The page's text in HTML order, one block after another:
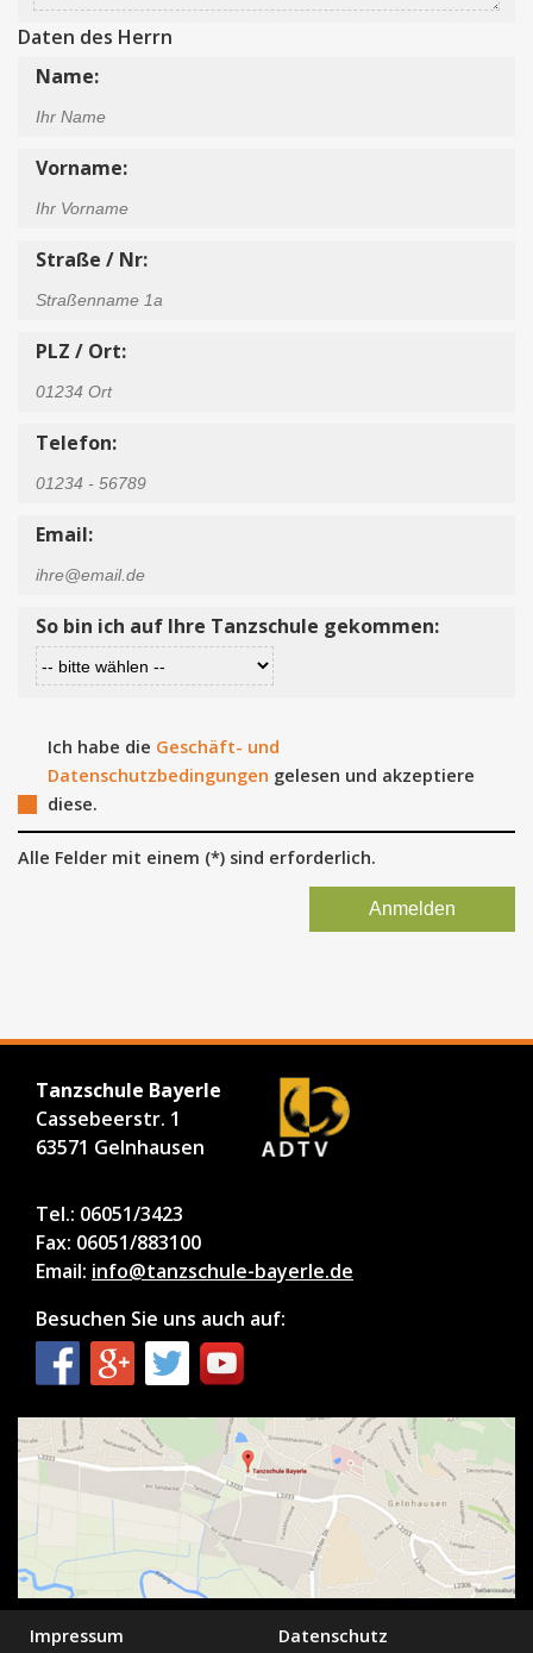
Daten des Herrn
Name:
Vorname:
Straße / Nr:
PLZ / Ort:
Telefon:
Email:
So bin ich auf Ihre Tanzschule gekommen:
Ich habe die Geschäft- und
Datenschutzbedingungen gelesen und akzeptiere
diese.
Alle Felder mit einem (*) sind erforderlich.
Tanzschule Bayerle
Cassebeerstr. 1
63571 Gelnhausen
Tel.: 06051/3423
Fax: 06051/883100
Email: info@tanzschule-bayerle.de
Besuchen Sie uns auch auf:
Impressum Datenschutz